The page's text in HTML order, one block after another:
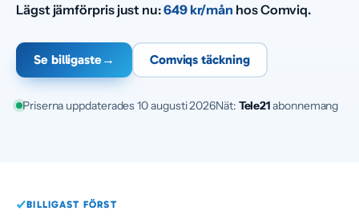
Lägst jämförpris just nu:649 kr/mån hos Comviq.
Se billigaste→ Comviqs täckning
Priserna uppdaterades 10 augusti 2026Nät: Tele21abonnemang
BILLIGAST FÖRST